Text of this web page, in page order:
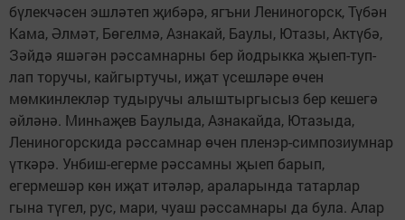
бүлекчәсен эшләтеп җибәрә, ягъни Лениногорск, Түбән
Кама, Әлмәт, Бөгелмә, Азнакай, Баулы, Ютазы, Актүбә,
Зәйдә яшәгән рәссамнарны бер йодрыкка җыеп-туп­
лап торучы, кайгыртучы, иҗат үсешләре өчен
мөмкинлекләр тудыручы алыштыргысыз бер кешегә
әйләнә. Минһаҗев Бау­лыда, Азнакайда, Ютазыда,
Лениногорскида рәссамнар өчен пленэр-симпозиумнар
үткәрә. Унбиш-егерме рәссамны җыеп барып,
егермешәр көн иҗат итәләр, араларында татарлар
гына түгел, рус, мари, чуаш рәссамнары да була. Алар